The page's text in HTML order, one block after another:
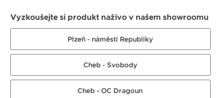
Vyzkoušejte si produkt naživo v našem showroomu
Plzeň - náměstí Republiky
Cheb - Svobody
Cheb - OC Dragoun